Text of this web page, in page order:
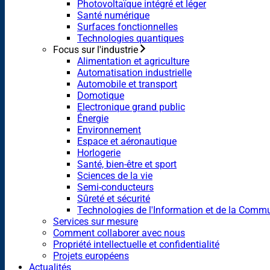
Photovoltaïque intégré et léger
Santé numérique
Surfaces fonctionnelles
Technologies quantiques
Focus sur l'industrie
Alimentation et agriculture
Automatisation industrielle
Automobile et transport
Domotique
Electronique grand public
Énergie
Environnement
Espace et aéronautique
Horlogerie
Santé, bien-être et sport
Sciences de la vie
Semi-conducteurs
Sûreté et sécurité
Technologies de l'Information et de la
Services sur mesure
Comment collaborer avec nous
Propriété intellectuelle et confidentialité
Projets européens
Actualités